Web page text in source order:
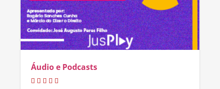
Áudio e Podcasts